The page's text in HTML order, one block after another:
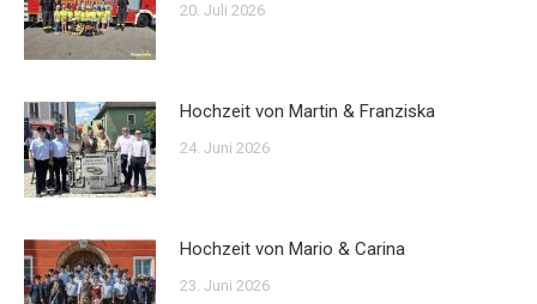
20. Juli 2026
Hochzeit von Martin & Franziska
24. Juni 2026
Hochzeit von Mario & Carina
23. Juni 2026